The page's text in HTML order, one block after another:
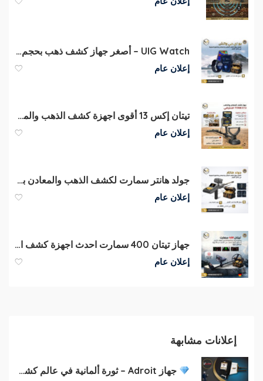
UIG Watch – أصغر جهاز كشف ذهب بحجم ساعة
إعلان عام
تيتان إكس 13 أقوى اجهزة كشف الذهب والمعادن
إعلان عام
جولد هانتر سمارت لكشف الذهب والمعادن بدقة
إعلان عام
جهاز تيتان 400 سمارت احدث اجهزة كشف الذهب
إعلان عام
إعلانات مشابهة
جهاز Adroit – ثورة ألمانية في عالم كشف الكنوز والألماس